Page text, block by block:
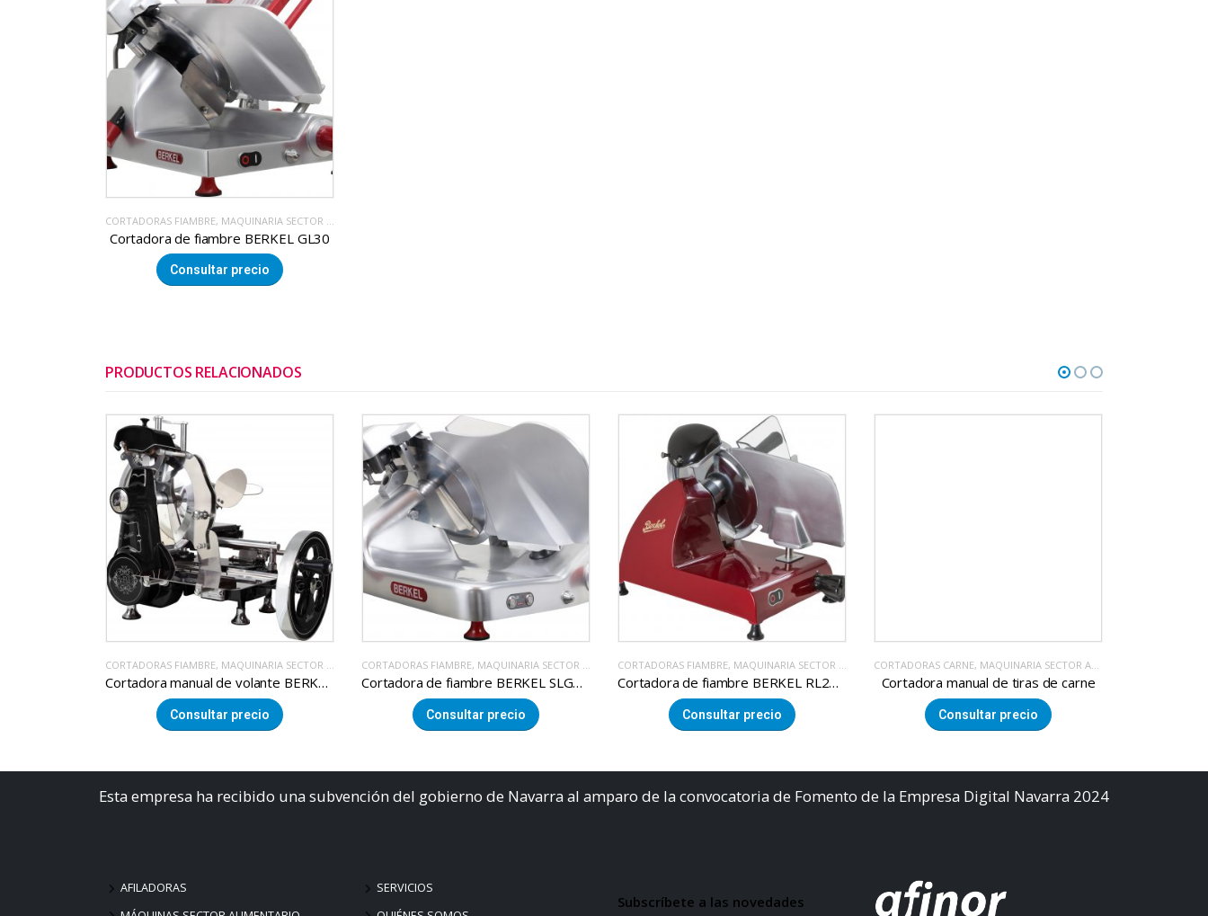
CORTADORAS FIAMBRE, MAQUINARIA SECTOR ALIMENTACION
Cortadora de fiambre BERKEL GL30
Consultar precio
PRODUCTOS RELACIONADOS
CORTADORAS FIAMBRE, MAQUINARIA SECTOR ALIMENTACION
Cortadora manual de volante BERKEL NEW B2
Consultar precio
CORTADORAS FIAMBRE, MAQUINARIA SECTOR ALIMENTACION
Cortadora de fiambre BERKEL SLG370
Consultar precio
CORTADORAS FIAMBRE, MAQUINARIA SECTOR ALIMENTACION
Cortadora de fiambre BERKEL RL250, Roja
Consultar precio
CORTADORAS CARNE, MAQUINARIA SECTOR ALIMENTACION
Cortadora manual de tiras de carne
Consultar precio
Esta empresa ha recibido una subvención del gobierno de Navarra al amparo de la convocatoria de Fomento de la Empresa Digital Navarra 2024
AFILADORAS
SERVICIOS
Subscríbete a las novedades